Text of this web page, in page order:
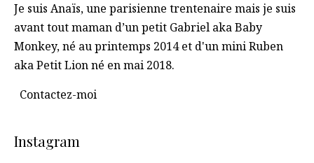
Je suis Anaïs, une parisienne trentenaire mais je suis
avant tout maman d’un petit Gabriel aka Baby
Monkey, né au printemps 2014 et d'un mini Ruben
aka Petit Lion né en mai 2018.
Contactez-moi
Instagram